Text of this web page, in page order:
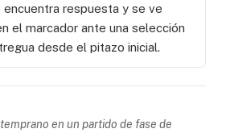
encuentra respuesta y se ve
el marcador ante una selección
desde el pitazo inicial.
en un partido de fase de